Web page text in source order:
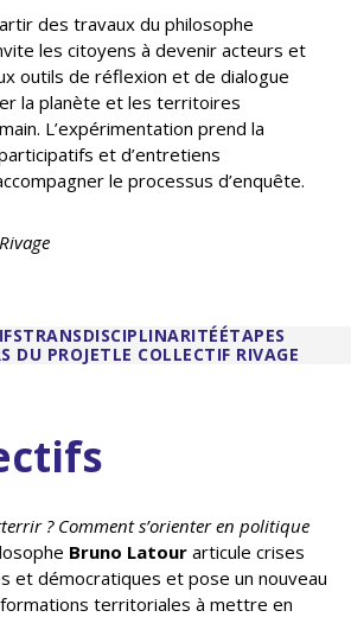
des travaux du philosophe
les citoyens à devenir acteurs et
outils de réflexion et de dialogue
la planète et les territoires
L’expérimentation prend la
et d’entretiens
le processus d’enquête.
TRANSDISCIPLINARITÉÉTAPES
DU PROJETLE COLLECTIF RIVAGE
? Comment s’orienter en politique
Bruno Latour articule crises
et démocratiques et pose un nouveau
territoriales à mettre en